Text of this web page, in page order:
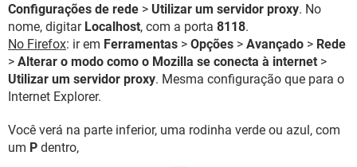
Configurações de rede > Utilizar um servidor proxy. No
nome, digitar Localhost, com a porta 8118.
No Firefox: ir em Ferramentas > Opções > Avançado > Rede
> Alterar o modo como o Mozilla se conecta à internet >
Utilizar um servidor proxy. Mesma configuração que para o
Internet Explorer.
Você verá na parte inferior, uma rodinha verde ou azul, com
um P dentro,